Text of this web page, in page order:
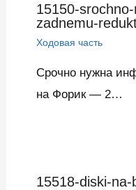
15150-
zadnemu-
Ходовая часть
Срочно нужна
на Форик — 2…
15518-diski-na-